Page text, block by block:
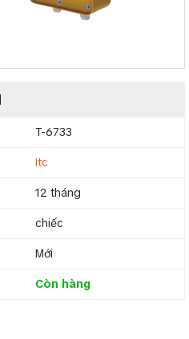
T-6733
Itc
12 tháng
chiếc
Mới
Còn hàng